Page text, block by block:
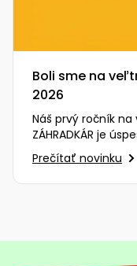
Boli sme na
2026
Náš prvý ročník
ZÁHRADKÁR je
bol to zážitok, na
ešte dlho
Prečítať novinku